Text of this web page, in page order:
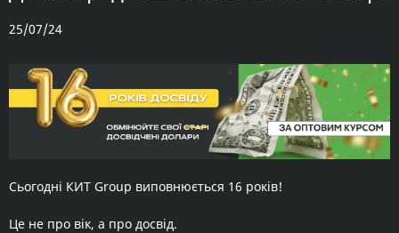
25/07/24
Сьогодні КИТ Group виповнюється 16 років!
Це не про вік, а про досвід.